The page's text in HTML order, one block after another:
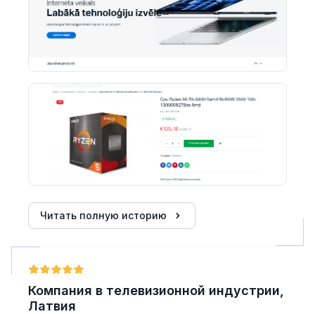
Читать полную историю
Компания в телевизионной индустрии,
Латвия